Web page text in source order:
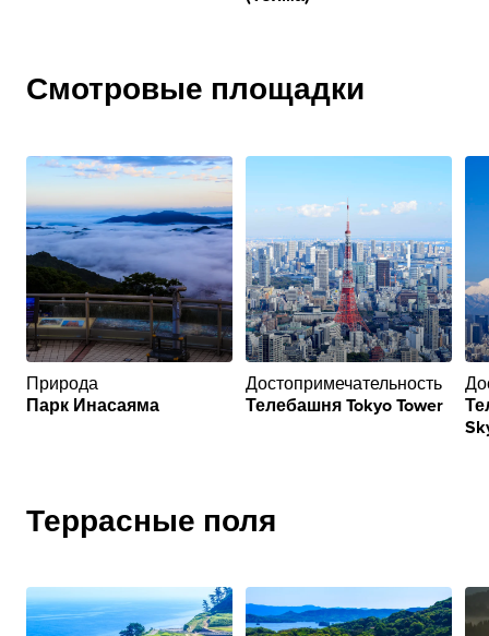
Смотровые площадки
Природа
Парк Инасаяма
Достопримечательность
Телебашня Tokyo Tower
Террасные поля